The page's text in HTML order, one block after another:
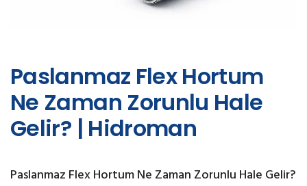
Paslanmaz Flex Hortum
Ne Zaman Zorunlu Hale
Gelir? | Hidroman
Paslanmaz Flex Hortum Ne Zaman Zorunlu Hale Gelir?